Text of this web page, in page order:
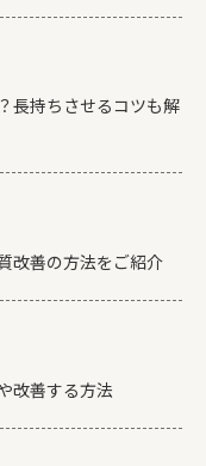
長持ちさせるコツも解
改善の方法をご紹介
改善する方法